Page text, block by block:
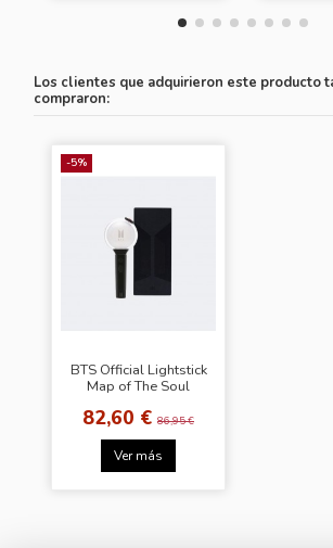
Los clientes que adquirieron este producto
compraron:
-5%
BTS Official Lightstick
Map of The Soul
82,60 €86,95 €
Ver más